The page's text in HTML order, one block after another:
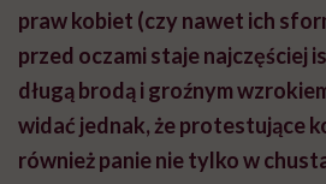
praw kobiet (czy nawet ich
przed oczami staje najczęściej
długą brodą i groźnym
widać jednak, że protestujące
również panie nie tylko w